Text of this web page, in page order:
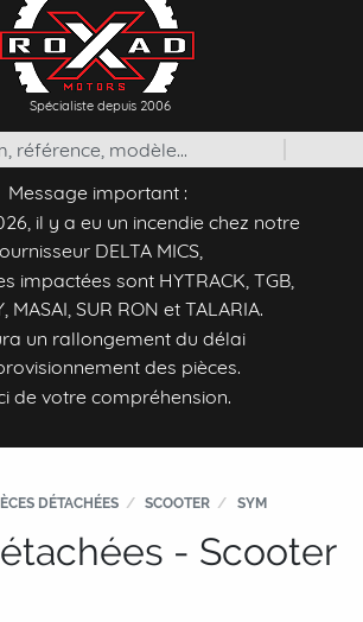
Spécialiste depuis 2006
Message important :
il y a eu un incendie chez notre
DELTA MICS,
impactées sont HYTRACK, TGB,
MASAI, SUR RON et TALARIA.
un rallongement du délai
des pièces.
de votre compréhension.
DÉTACHÉES SCOOTER SYM
- Scooter